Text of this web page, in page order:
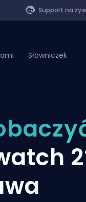
Support na
Słowniczek